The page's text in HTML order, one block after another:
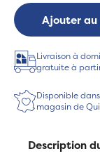
Ajouter au
Livraison à
gratuite à
Disponible
magasin de
Description